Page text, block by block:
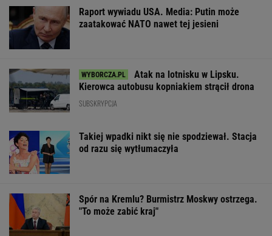
Raport wywiadu USA. Media: Putin może
zaatakować NATO nawet tej jesieni
Atak na lotnisku w Lipsku.
Kierowca autobusu kopniakiem strącił drona
SUBSKRYPCJA
Takiej wpadki nikt się nie spodziewał. Stacja
od razu się wytłumaczyła
Spór na Kremlu? Burmistrz Moskwy ostrzega.
"To może zabić kraj"